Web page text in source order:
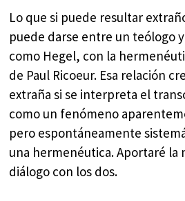
Lo que si puede resultar
puede darse entre un teólogo
como Hegel, con la
de Paul Ricoeur. Esa relación
extraña si se interpreta el
como un fenómeno
pero espontáneamente
una hermenéutica. Aportaré la
diálogo con los dos.